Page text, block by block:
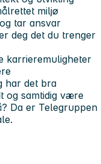
miljø
tar ansvar
deg det du trenger
karrieremuligheter
har det bra
og samtidig være
Da er Telegruppen